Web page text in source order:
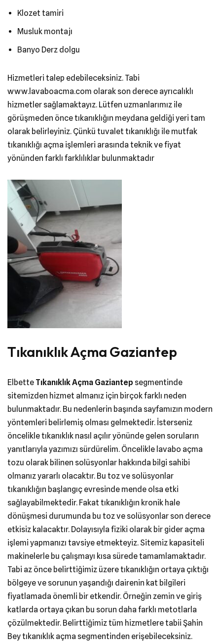
Klozet tamiri
Musluk montajı
Banyo Derz dolgu
Hizmetleri talep edebileceksiniz. Tabi
www.lavaboacma.com olarak son derece ayrıcalıklı
hizmetler sağlamaktayız. Lütfen uzmanlarımız ile
görüşmeden önce tıkanıklığın meydana geldiği yeri tam
olarak belirleyiniz. Çünkü tuvalet tıkanıklığı ile mutfak
tıkanıklığı açma işlemleri arasında teknik ve fiyat
yönünden farklı farklılıklar bulunmaktadır
Tıkanıklık Açma Gaziantep
Elbette Tıkanıklık Açma Gaziantep segmentinde
sitemizden hizmet almanız için birçok farklı neden
bulunmaktadır. Bu nedenlerin başında sayfamızın modern
yöntemleri belirlemiş olması gelmektedir. İsterseniz
öncelikle tıkanıklık nasıl açılır yönünde gelen soruların
yanıtlarıyla yazımızı sürdürelim. Öncelikle lavabo açma
tozu olarak bilinen solüsyonlar hakkında bilgi sahibi
olmanız yararlı olacaktır. Bu toz ve solüsyonlar
tıkanıklığın başlangıç evresinde mende olsa etki
sağlayabilmektedir. Fakat tıkanıklığın kronik hale
dönüşmesi durumunda bu toz ve solüsyonlar son derece
etkisiz kalacaktır. Dolayısıyla fiziki olarak bir gider açma
işlemi yapmanızı tavsiye etmekteyiz. Sitemiz kapasiteli
makinelerle bu çalışmayı kısa sürede tamamlamaktadır.
Tabi az önce belirttiğimiz üzere tıkanıklığın ortaya çıktığı
bölgeye ve sorunun yaşandığı dairenin kat bilgileri
fiyatlamada önemli bir etkendir. Örneğin zemin ve giriş
katlarda ortaya çıkan bu sorun daha farklı metotlarla
çözülmektedir. Belirttiğimiz tüm hizmetlere tabii Şahin
Bey tıkanıklık açma segmentinden erişebileceksiniz.